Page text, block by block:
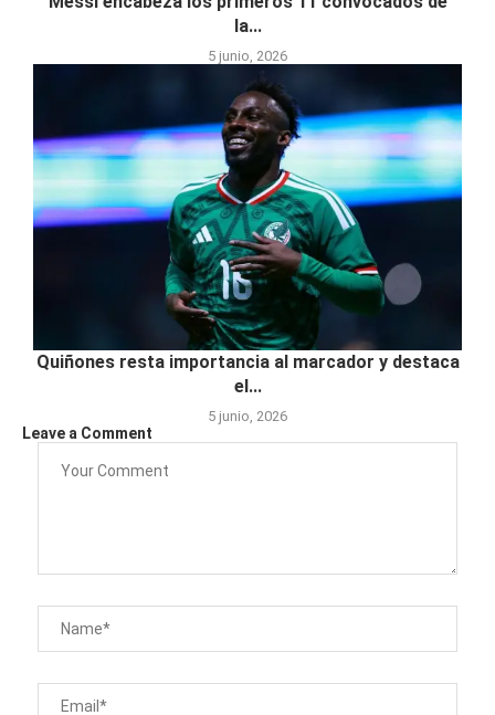
la...
5 junio, 2026
Quiñones resta importancia al marcador y destaca
el...
5 junio, 2026
Leave a Comment